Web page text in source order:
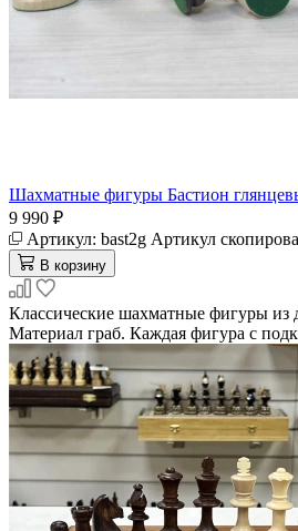
Шахматные фигуры Бастион
9 990 ₽
Артикул: bast2g Артикул
В корзину
Классические шахматные фигуры из
Материал граб. Каждая фигура с